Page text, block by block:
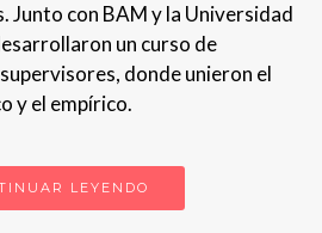
Junto con BAM y la Universidad
un curso de
donde unieron el
y el empírico.
LEYENDO